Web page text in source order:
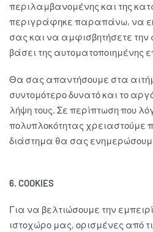
περιλαμβανομένης και της
περιγράφηκε παραπάνω, να
σας και να αμφισβητήσετε
βάσει της αυτοματοποιημένης
Θα σας απαντήσουμε στα
συντομότερο δυνατό και το
λήψη τους. Σε περίπτωση που
πολυπλοκότητας χρειαστούμε
διάστημα θα σας
6. COOKIES
Για να βελτιώσουμε την
ιστοχώρο μας, ορισμένες από